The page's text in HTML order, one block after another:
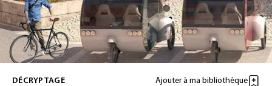
DÉCRYPTAGE Ajouter à ma bibliothèque